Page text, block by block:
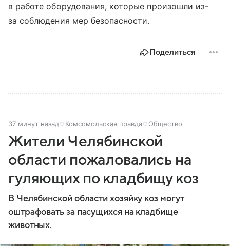
в работе оборудования, которые произошли из-
за соблюдения мер безопасности.
Поделиться
37 минут назад Комсомольская правда Общество
Жители Челябинской
области пожаловались на
гуляющих по кладбищу коз
В Челябинской области хозяйку коз могут
оштрафовать за пасущихся на кладбище
животных.